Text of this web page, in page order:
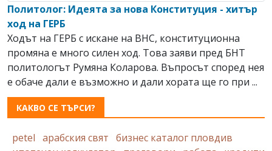
Политолог: Идеята за нова Конституция - хитър
ход на ГЕРБ
Ходът на ГЕРБ с искане на ВНС, конституционна
промяна е много силен ход. Това заяви пред БНТ
политологът Румяна Коларова. Въпросът според нея
е обаче дали е възможно и дали хората ще го при ...
КАКВО СЕ ТЪРСИ?
petel арабския свят бизнес каталог пловдив